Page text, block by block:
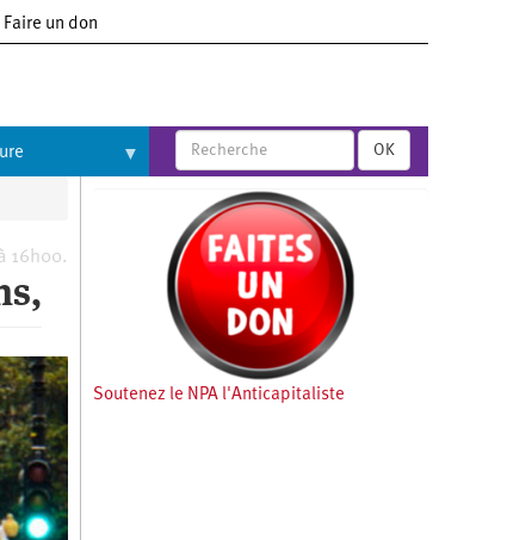
Faire un don
OK
16h00.
Soutenez le NPA l'Anticapitaliste